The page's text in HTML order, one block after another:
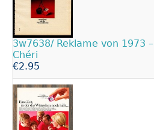
3w7638/ Reklame von 1973 –
Chéri
€2.95